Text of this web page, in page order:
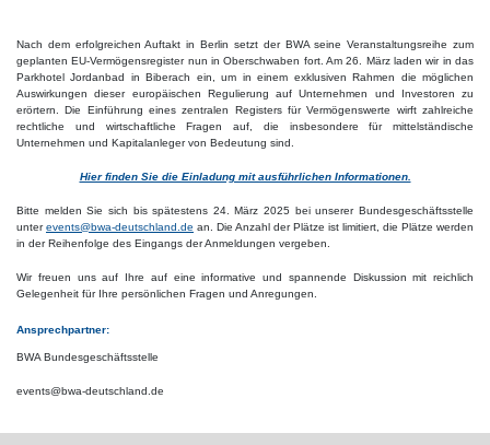
Nach dem erfolgreichen Auftakt in Berlin setzt der BWA seine Veranstaltungsreihe zum
geplanten EU-Vermögensregister nun in Oberschwaben fort. Am 26. März laden wir in das
Parkhotel Jordanbad in Biberach ein, um in einem exklusiven Rahmen die möglichen
Auswirkungen dieser europäischen Regulierung auf Unternehmen und Investoren zu
erörtern. Die Einführung eines zentralen Registers für Vermögenswerte wirft zahlreiche
rechtliche und wirtschaftliche Fragen auf, die insbesondere für mittelständische
Unternehmen und Kapitalanleger von Bedeutung sind.
Hier finden Sie die Einladung mit ausführlichen Informationen.
Bitte melden Sie sich bis spätestens 24. März 2025 bei unserer Bundesgeschäftsstelle
unterevents@bwa-deutschland.de an. Die Anzahl der Plätze ist limitiert, die Plätze werden
in der Reihenfolge des Eingangs der Anmeldungen vergeben.
Wir freuen uns auf Ihre auf eine informative und spannende Diskussion mit reichlich
Gelegenheit für Ihre persönlichen Fragen und Anregungen.
Ansprechpartner:
BWA Bundesgeschäftsstelle
events@bwa-deutschland.de